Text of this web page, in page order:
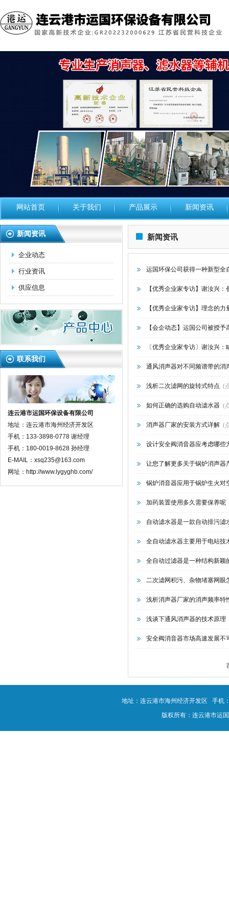
网站首页 关于我们 产品展示 新闻资讯
新闻资讯
企业动态
行业资讯
供应信息
联系我们
连云港市运国环保设备有限公司
地址：连云港市海州经济开发区
手机：133-3898-0778 谢经理
手机：180-0019-8628 孙经理
E-MAIL：xsq235@163.com
网址：http://www.lygyghb.com/
新闻资讯
运国环保公司获得一种新型
【优秀企业家专访】谢汝兴
【优秀企业家专访】理念的
【会企动态】运国公司被授
〔优秀企业家专访〕谢汝兴
通风消声器对不同频谱带的消
浅析二次滤网的旋转式特点 (
如何正确的选购自动滤水器 (
消声器厂家的安装方式详解 (
设计安全阀消音器应考虑哪些
让您了解更多关于锅炉消声器
锅炉消音器应用于锅炉生火
加药装置使用多久需要保养呢
自动滤水器是一款自动排污滤
全自动滤水器主要用于电站技
全自动过滤器是一种结构新颖
二次滤网积污、杂物堵塞网眼
浅析消声器厂家的消声频率特
浅谈下通风消声器的技术原理
安全阀消音器市场高速发展不
地址：连云港市海州经济开发区 手机
版权所有：连云港市运